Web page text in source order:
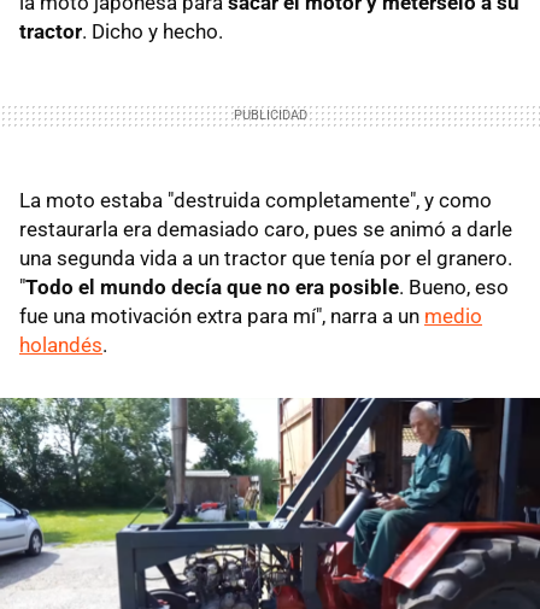
tractor. Dicho y hecho.
La moto estaba "destruida completamente", y como
restaurarla era demasiado caro, pues se animó a darle
una segunda vida a un tractor que tenía por el granero.
"Todo el mundo decía que no era posible. Bueno, eso
fue una motivación extra para mí", narra a un medio
holandés.